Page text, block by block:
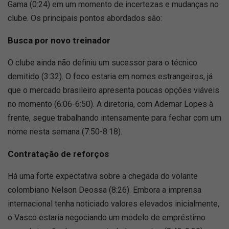
Gama (0:24) em um momento de incertezas e mudanças no
clube. Os principais pontos abordados são:
Busca por novo treinador
O clube ainda não definiu um sucessor para o técnico
demitido (3:32). O foco estaria em nomes estrangeiros, já
que o mercado brasileiro apresenta poucas opções viáveis
no momento (6:06-6:50). A diretoria, com Ademar Lopes à
frente, segue trabalhando intensamente para fechar com um
nome nesta semana (7:50-8:18).
Contratação de reforços
Há uma forte expectativa sobre a chegada do volante
colombiano Nelson Deossa (8:26). Embora a imprensa
internacional tenha noticiado valores elevados inicialmente,
o Vasco estaria negociando um modelo de empréstimo